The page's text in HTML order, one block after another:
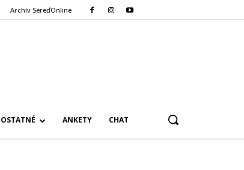
Archív SereďOnline
OSTATNÉ ANKETY CHAT